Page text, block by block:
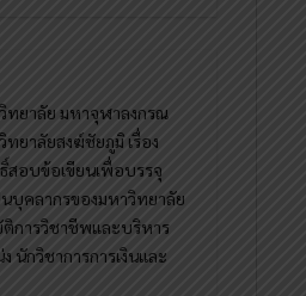
ทยาลัย มหาจุฬาลงกรณ
ทยาลัยสงฆ์ชัยภูมิ เรื่อง
สอบข้อเขียนเพื่อบรรจุ
นบุคลากรของมหาวิทยาลัย
การวิชาชีพและบริหาร
นักวิชาการการเงินและ